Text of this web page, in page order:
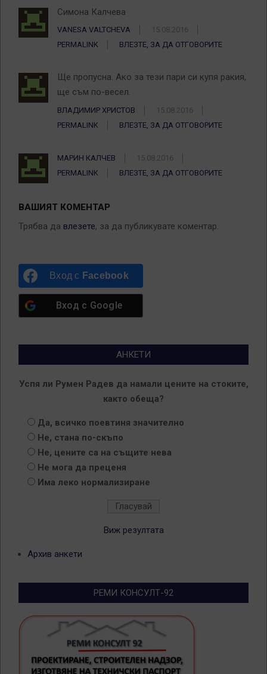
Симона Калчева
VANESA VALTCHEVA
15.08.2016
PERMALINK
ВЛЕЗТЕ, ЗА ДА ОТГОВОРИТЕ
Ще пропусна. Ако за тези пари си купя ракия,
ще съм по-весел.
ВЛАДИМИР ХРИСТОВ
15.08.2016
PERMALINK
ВЛЕЗТЕ, ЗА ДА ОТГОВОРИТЕ
МАРИН КАЛЧЕВ
15.08.2016
PERMALINK
ВЛЕЗТЕ, ЗА ДА ОТГОВОРИТЕ
ВАШИЯТ КОМЕНТАР
Трябва да влезете, за да публикувате коментар.
Вход с Facebook
Вход с Google
АНКЕТИ
Успя ли Румен Радев да намали цените на стоките,
както обеща?
Да, всичко поевтиня значително
Не, стана по-скъпо
Не, цените са на същите нева
Не мога да преценя
Има леко нормализиране
Виж резултата
Архив анкети
РЕМИ КОНСУЛТ-92